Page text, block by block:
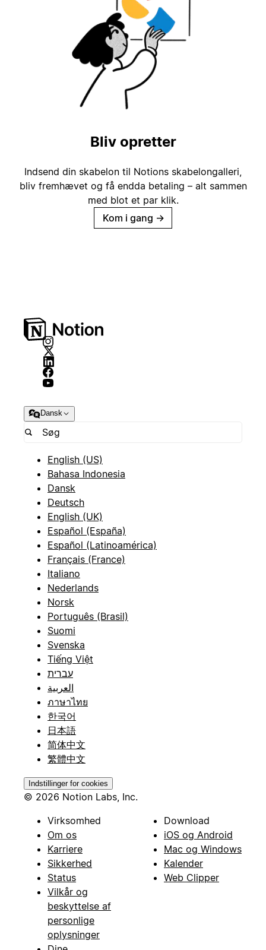
Bliv opretter
Indsend din skabelon til Notions skabelongalleri,
bliv fremhævet og få endda betaling – alt sammen
med blot et par klik.
Kom i gang →
Dansk
English (US)
Bahasa Indonesia
Dansk
Deutsch
English (UK)
Español (España)
Español (Latinoamérica)
Français (France)
Italiano
Nederlands
Norsk
Português (Brasil)
Suomi
Svenska
Tiếng Việt
עברית
العربية
ภาษาไทย
한국어
日本語
简体中文
繁體中文
Indstillinger for cookies
© 2026 Notion Labs, Inc.
Virksomhed
Om os
Karriere
Sikkerhed
Status
Vilkår og
beskyttelse af
personlige
oplysninger
Download
iOS og Android
Mac og Windows
Kalender
Web Clipper